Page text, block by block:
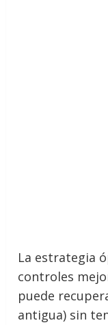
La estrategia
controles
puede
antigua) sin